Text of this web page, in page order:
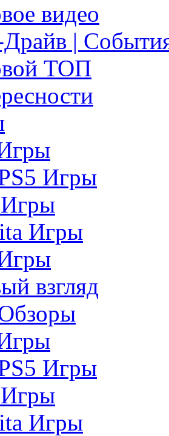
видео
Драйв |
ТОП
Игры
Игры
взгляд
Игры
Игры